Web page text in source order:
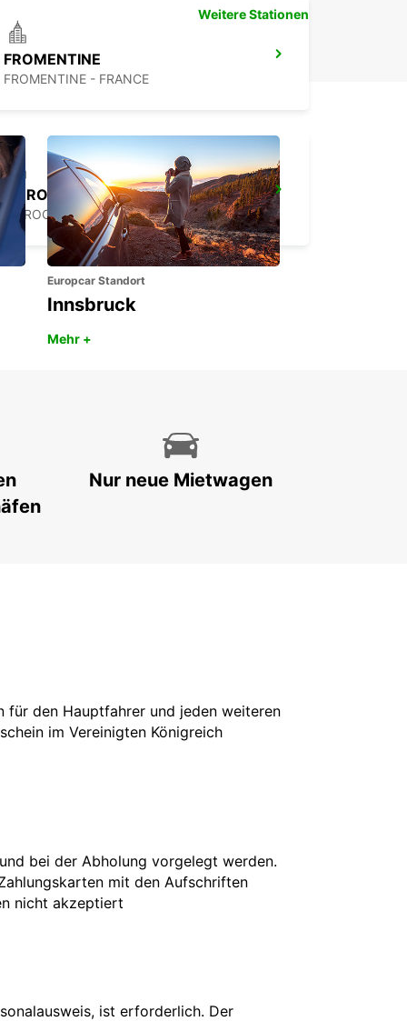
FROMENTINE
FROMENTINE - FRANCE
LA ROCHELLE PERIGNY
LA ROCHELLE - FRANCE
Weitere Stationen
Europcar Standort
Innsbruck
Mehr +
Nur neue Mietwagen
für den Hauptfahrer und jeden weiteren
im Vereinigten Königreich
bei der Abholung vorgelegt werden.
mit den Aufschriften
nicht akzeptiert
ist erforderlich. Der